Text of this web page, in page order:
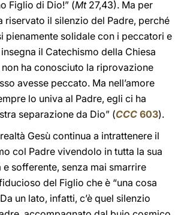
Figlio di Dio!” (Mt27,43). Ma per
riservato il silenzio del Padre, perché
pienamente solidale con i peccatori e
il Catechismo della Chiesa
non ha conosciuto la riprovazione
avesse peccato. Ma nell’amore
lo univa al Padre, egli ci ha
separazione da Dio” (CCC 603).
Gesù continua a intrattenere il
col Padre vivendolo in tutta la sua
e sofferente, senza mai smarrire
del Figlio che è “una cosa
un lato, infatti, c’è quel silenzio